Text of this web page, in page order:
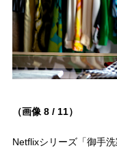
（画像 8 / 11）
Netflixシリーズ「御手